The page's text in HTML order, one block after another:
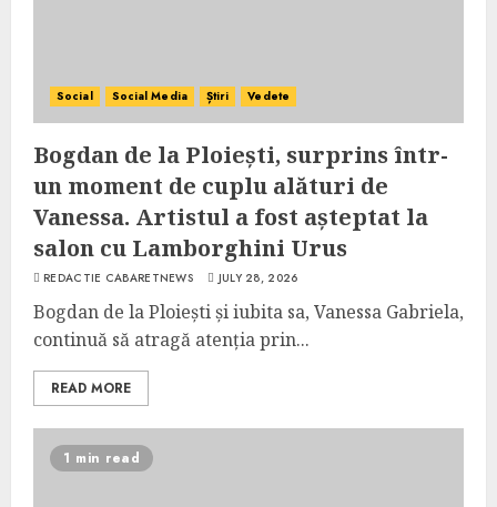
Social Social Media Știri Vedete
Bogdan de la Ploiești, surprins într-
un moment de cuplu alături de
Vanessa. Artistul a fost așteptat la
salon cu Lamborghini Urus
REDACTIE CABARETNEWS JULY 28, 2026
Bogdan de la Ploiești și iubita sa, Vanessa Gabriela,
continuă să atragă atenția prin...
READ MORE
1 min read